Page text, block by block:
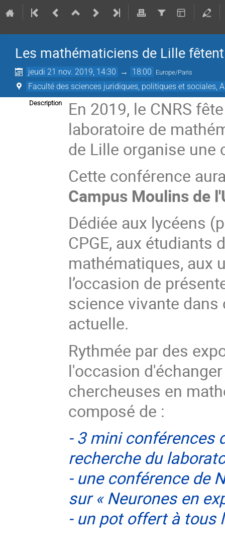
Les mathématiciens de Lille
jeudi 21 nov. 2019, 14:30 → 18:00 Europe/Paris
Faculté des sciences juridiques, politiques et sociales,
Description
En 2019, le CNRS
laboratoire de
de Lille organise une
Cette conférence
Campus Moulins de
Dédiée aux lycéens
CPGE, aux étudiants
mathématiques, aux
l’occasion de
science vivante
actuelle.
Rythmée par des
l'occasion
chercheuses en
composé de :
-3 mini conférences
recherche du
- une conférence de
sur«Neurones en
- un pot offert à tous